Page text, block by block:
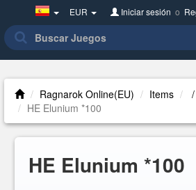
Spain(Español)
EUR Iniciar sesión o
Ragnarok Online(EU) Items
HE Elunium *100
HE Elunium *100